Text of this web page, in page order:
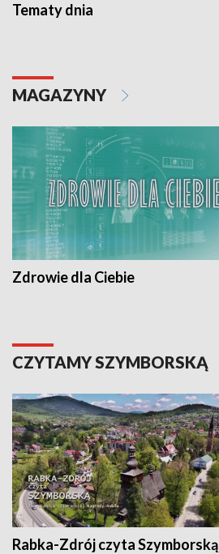
Tematy dnia
MAGAZYNY
Zdrowie dla Ciebie
CZYTAMY SZYMBORSKĄ
Rabka-Zdrój czyta Szymborską